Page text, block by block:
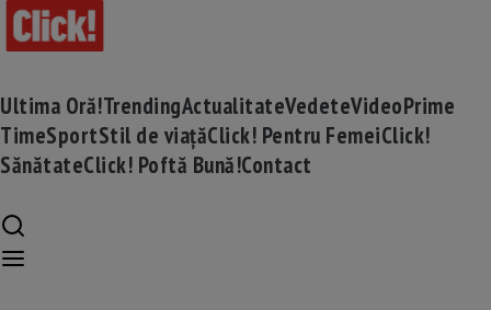
Ultima Oră!TrendingActualitateVedeteVideoPrime
TimeSportStil de viațăClick! Pentru FemeiClick!
SănătateClick! Poftă Bună!Contact